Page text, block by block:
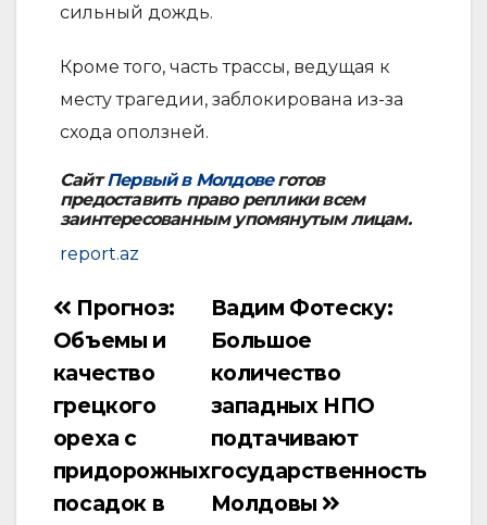
сильный дождь.
Кроме того, часть трассы, ведущая к
месту трагедии, заблокирована из-за
схода оползней.
СайтПервый в Молдовеготов
предоставить право реплики всем
заинтересованным упомянутым лицам.
report.az
Навигация
по
Вадим Фотеску:
Большое
количество
западных НПО
подтачивают
государственность
Молдовы
Прогноз:
Объемы и
качество
грецкого
ореха с
придорожных
посадок в